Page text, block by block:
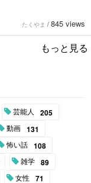
たくやま / 845 views
もっと見る
芸能人 205
動画 131
怖い話 108
雑学 89
女性 71